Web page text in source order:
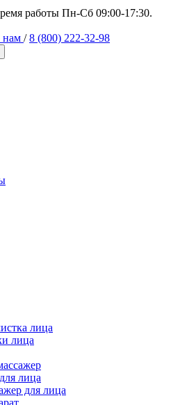
работы Пн-Сб 09:00-17:30.
нам / 8 (800) 222-32-98
лица
лица
лица
для лица